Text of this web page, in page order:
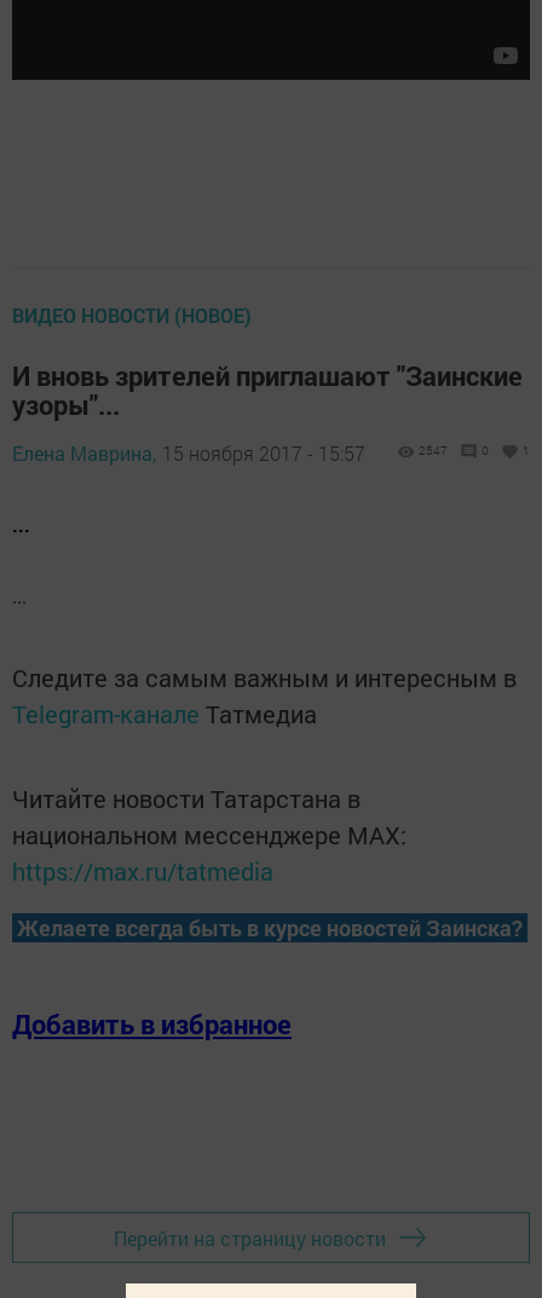
ВИДЕО НОВОСТИ (НОВОЕ)
И вновь зрителей приглашают "Заинские
узоры"...
Елена Маврина, 15 ноября 2017 - 15:57 2547 0 1
...
...
Следите за самым важным и интересным в
Telegram-канале Татмедиа
Читайте новости Татарстана в
национальном мессенджере MАХ:
https://max.ru/tatmedia
Желаете всегда быть в курсе новостей Заинска?
Добавить в избранное
Перейти на страницу новости